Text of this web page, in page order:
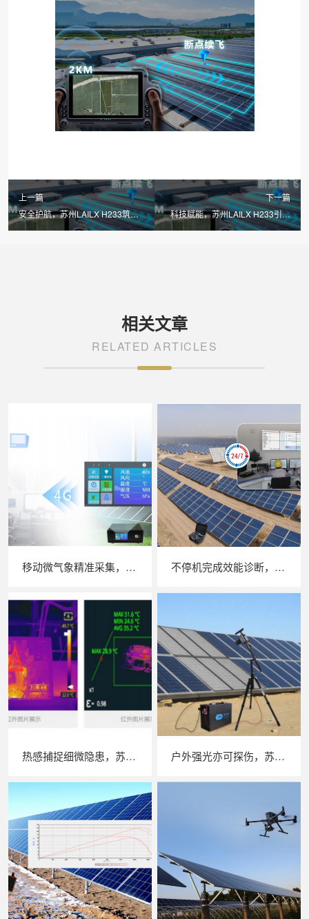
上一篇
安全护航，苏州LAILX H233筑牢
光伏运维安全防线
下一篇
科技赋能，苏州LAILX H233引领
光伏运维智能化转型
相关文章
RELATED ARTICLES
移动微气象精准采集，苏州 LAILX LXH506 便携式气象站补齐光伏检测环境数据短板 不停机完成效能诊断，苏州 LAILX LX‑PE93 逆变器综合测试仪筑牢光伏电站效能底座
热感捕捉细微隐患，苏州 LAILX LX‑F300 手持红外热成像仪赋能光伏安全运维 户外强光亦可探伤，苏州 LAILX LXG30 便携式 EL 检测仪重塑光伏组件无损检测标准